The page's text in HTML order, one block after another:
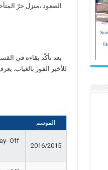
الصعود ،منزل حرّ
بعد تأكّد بقاءه في
للأخير الفوز بالغياب.
الموسم
2016/2015